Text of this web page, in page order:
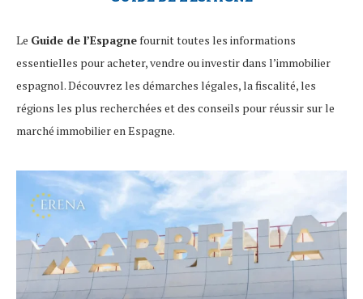
Le Guide de l’Espagnefournit toutes les informations
essentielles pour acheter, vendre ou investir dans l’immobilier
espagnol. Découvrez les démarches légales, la fiscalité, les
régions les plus recherchées et des conseils pour réussir sur le
marché immobilier en Espagne.